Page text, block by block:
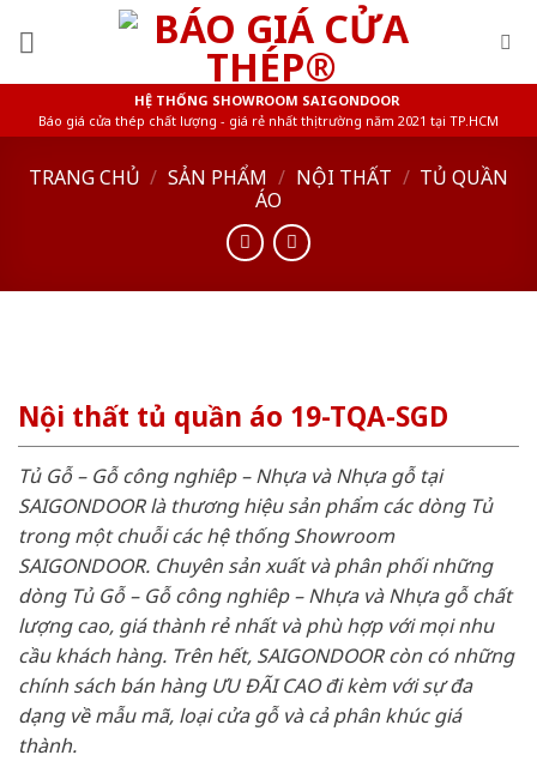
HỆ THỐNG SHOWROOM SAIGONDOOR
Báo giá cửa thép chất lượng - giá rẻ nhất thị trường năm 2021 tại TP.HCM
TRANG CHỦ / SẢN PHẨM / NỘI THẤT / TỦ QUẦN
ÁO
Nội thất tủ quần áo 19-TQA-SGD
Tủ Gỗ – Gỗ công nghiêp – Nhựa và Nhựa gỗ tại
SAIGONDOOR là thương hiệu sản phẩm các dòng Tủ
trong một chuỗi các hệ thống Showroom
SAIGONDOOR. Chuyên sản xuất và phân phối những
dòng Tủ Gỗ – Gỗ công nghiêp – Nhựa và Nhựa gỗ chất
lượng cao, giá thành rẻ nhất và phù hợp với mọi nhu
cầu khách hàng. Trên hết, SAIGONDOOR còn có những
chính sách bán hàng ƯU ĐÃI CAO đi kèm với sự đa
dạng về mẫu mã, loại cửa gỗ và cả phân khúc giá
thành.